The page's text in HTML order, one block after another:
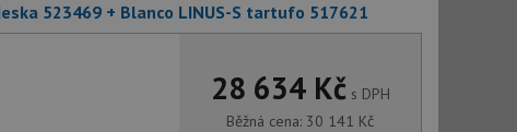
523469 + Blanco LINUS-S tartufo 517621
28 634 Kčs DPH
Běžná cena: 30 141 Kč